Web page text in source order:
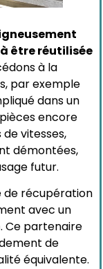
être réutilisée
à la
par exemple
dans un
encore
vitesses,
démontées,
futur.
récupération
avec un
. Ce partenaire
de
équivalente.